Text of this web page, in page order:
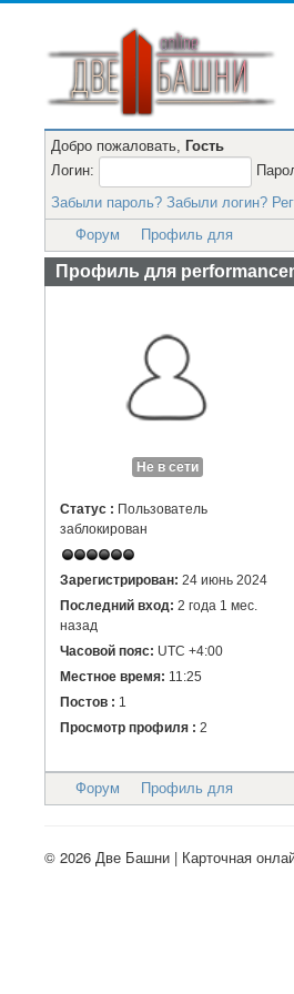
Добро пожаловать, Гость
Логин:
Забыли пароль? Забыли логин?
Форум
Профиль для
Профиль для
Не в сети
Статус : Пользователь
заблокирован
Зарегистрирован: 24 июнь 2024
Последний вход: 2 года 1 мес.
назад
Часовой пояс: UTC +4:00
Местное время: 11:25
Постов : 1
Просмотр профиля : 2
Форум Профиль для
© 2026 Две Башни | Карточная